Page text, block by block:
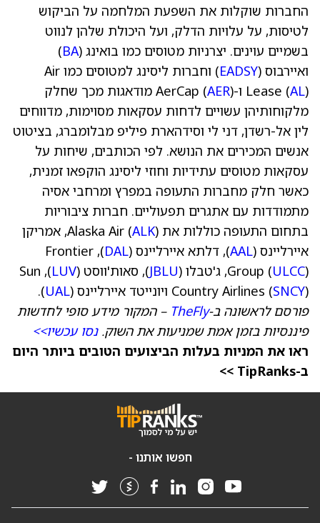
החברות שוקלות את השפעת המלחמה על הביקוש
לטיסות, על עלויות הדלק, ועל היכולת שלהן לנווט
בשמיים עוינים. יצרניות מטוסים כמו בואינג (BA
)
ואיירבוס (EADSY
) וחברות ליסינג למטוסים כמו Air
Lease (AL) ו-AerCap ( AER
) מודאגות מכך שחלק
מלקוחותיהן עשויים לדחות עסקאות מסוימות, מדווחים
לין אל-רשדן, דני לי וסידהארת פיליפ מבלומברג, בציטוט
אנשים המכירים את הנושא. לפי הכותבים, שיחות על
עסקאות מטוסים עתידיות וחוזי ליסינג הוקפאו זמנית,
כאשר חלק מחברות התעופה במפרץ ומרחבי אסיה
מתמודדות עם אתגרים תפעוליים. חברות ציבוריות
בתחום התעופה כוללות את Alaska Air ( ALK
), אמריקן
איירליינס (AAL), דלתא איירליינס (DAL
), Frontier
Group (ULCC), ג'טבלו ( JBLU), סאות'ווסט (LUV
), Sun
Country Airlines (SNCY) ויונייטד איירליינס ( UAL
).
פורסם לראשונה ב-TheFly – המקור מידע סופי לחדשות
פיננסיות בזמן אמת שמניעות את השוק.נסו עכשיו>>
ראו את המניות בעלות הביצועים הטובים ביותר היום
ב-TipRanks >>
חפשו אותנו -